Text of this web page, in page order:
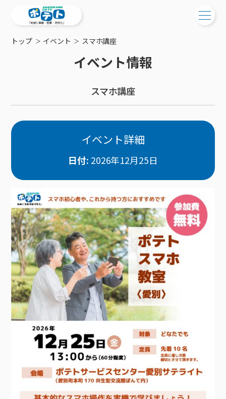
おトクな割引サービス
ご加入中のサービス確認・変更
サポートサービス
リモートコール
回線速度測定
接続・設定⽅法
訪問サポート＆サポートパックサービス料⾦表
新着情報
メンテナンス・障害情報
ポテトからのプレゼント
イベントカレンダー
講座のご案内
サービス案内
サービス案内
ケーブルテレビトップ
チャンネル紹介
料⾦プラン
NHK衛星受信料団体⼀括⽀払
機器⼀覧
インターネット
インターネットトップ
料⾦プラン
Wi-Fiサービス
ポテトホーム防犯カメラ
オプションサービス
インターネットギガシェアプラン
固定電話
固定電話トップ
基本料⾦・通話料⾦
オプションサービス
auスマートバリュー
auまとめトーク
ポテトスマートフォン
ポテトスマートフォントップ
料⾦プラン
機種⼀覧
オプションサービス
でんき
でんきトップ
ポラリンでんき×ポテト
ポテトでんき
ケーブルプラスでんき
暮らしを快適にするサービス
暮らしを快適にするサービストップ
ポテトライフメール
⽣活あんしんサービス
みるプラス
お困りの方はこちら
会社案内
メンテナンス
障害情報
マイページ
お申し込み
トップ イベント スマホ講座
イベント情報
スマホ講座
イベント詳細
日付: 2026年12月25日